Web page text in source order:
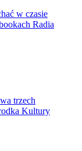
w czasie
Radia
trzech
Kultury